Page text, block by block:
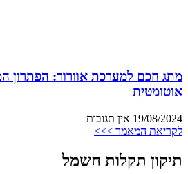
מתג חכם למערכת אוורור: הפתרון
אוטומטית
19/08/2024 אין תגובות
לקריאת המאמר >>>
תיקון תקלות חשמל